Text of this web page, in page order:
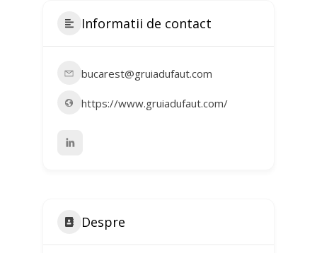
Informatii de contact
bucarest@gruiadufaut.com
https://www.gruiadufaut.com/
Despre